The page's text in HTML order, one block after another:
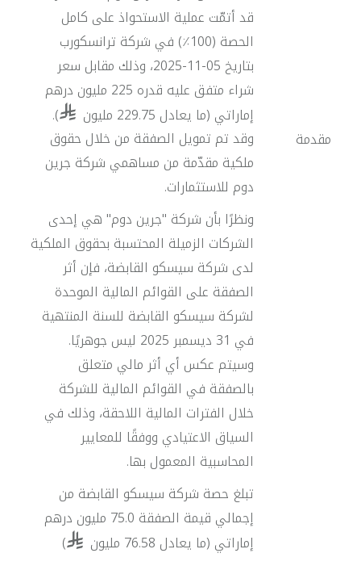
مقدمة
قد أتمّت عملية الاستحواذ على كامل
الحصة (100٪) في شركة ترانسكورب
بتاريخ 05-11-2025، وذلك مقابل سعر
شراء متفق عليه قدره 225 مليون درهم
إماراتي (ما يعادل 229.75 مليون
).
وقد تم تمويل الصفقة من خلال حقوق
ملكية مقدّمة من مساهمي شركة جرين
دوم للاستثمارات.
ونظرًا بأن شركة "جرين دوم" هي إحدى
الشركات الزميلة المحتسبة بحقوق الملكية
لدى شركة سيسكو القابضة، فإن أثر
الصفقة على القوائم المالية الموحدة
لشركة سيسكو القابضة للسنة المنتهية
في 31 ديسمبر 2025 ليس جوهريًا.
وسيتم عكس أي أثر مالي متعلق
بالصفقة في القوائم المالية للشركة
خلال الفترات المالية اللاحقة، وذلك في
السياق الاعتيادي ووفقًا للمعايير
المحاسبية المعمول بها.
تبلغ حصة شركة سيسكو القابضة من
إجمالي قيمة الصفقة 75.0 مليون درهم
إماراتي (ما يعادل 76.58 مليون
)